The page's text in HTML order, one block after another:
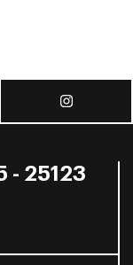
- 25123